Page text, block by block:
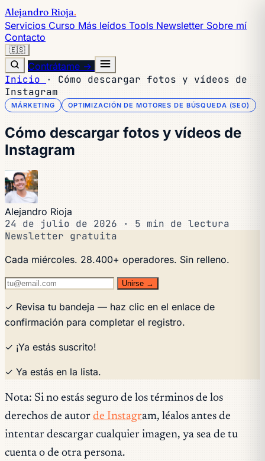
Alejandro Rioja.
Servicios Curso Más leídos Tools Newsletter Sobre mí
Contacto
🇪🇸
Contrátame →
Inicio ·
Cómo descargar fotos y vídeos de
Instagram
MÁRKETING OPTIMIZACIÓN DE MOTORES DE BÚSQUEDA (SEO)
Cómo descargar fotos y vídeos de
Instagram
Alejandro Rioja
24 de julio de 2026 ·
5 min de lectura
Newsletter gratuita
Cada miércoles. 28.400+ operadores. Sin relleno.
Unirse →
✓ Revisa tu bandeja — haz clic en el enlace de
confirmación para completar el registro.
✓ ¡Ya estás suscrito!
✓ Ya estás en la lista.
Nota: Si no estás seguro de los términos de los
derechos de autor de Instagram, léalos antes de
intentar descargar cualquier imagen, ya sea de tu
cuenta o de otra persona.